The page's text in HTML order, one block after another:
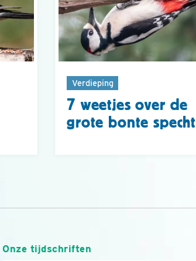
Verdieping
7 weetjes over de
grote bonte specht
Onze tijdschriften